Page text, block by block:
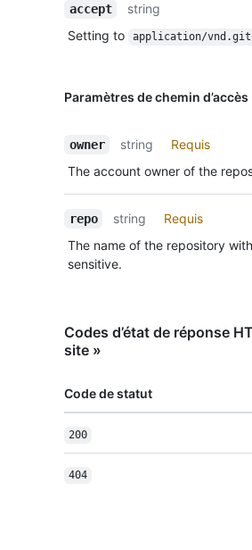
accept
string
Setting to
application/
Paramètres de chemin d’accès
owner string
Requis
The account owner of the
repo string
Requis
The name of the repository
sensitive.
Codes d’état de réponse
site »
Code de statut
200
404